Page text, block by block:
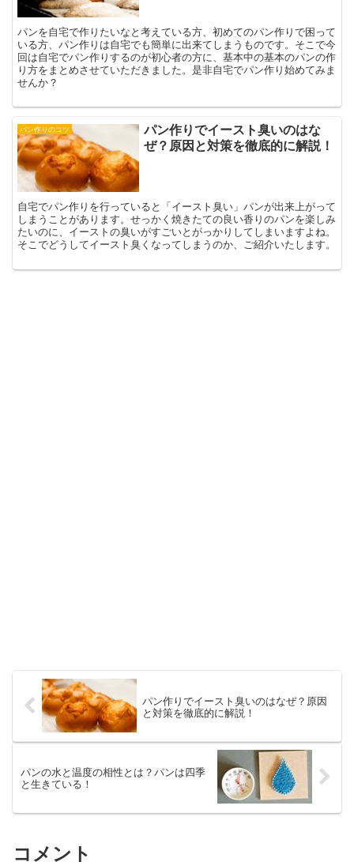
パンを自宅で作りたいなと考えている方、初めてのパン作りで困って
いる方、パン作りは自宅でも簡単に出来てしまうものです。そこで今
回は自宅でパン作りするのが初心者の方に、基本中の基本のパンの作
り方をまとめさせていただきました。是非自宅でパン作り始めてみま
せんか？
パン作りのコツ
パン作りでイースト臭いのはな
ぜ？原因と対策を徹底的に解説！
自宅でパン作りを行っていると「イースト臭い」パンが出来上がって
しまうことがあります。せっかく焼きたての良い香りのパンを楽しみ
たいのに、イーストの臭いがすごいとがっかりしてしまいますよね。
そこでどうしてイースト臭くなってしまうのか、ご紹介いたします。
パン作りでイースト臭いのはなぜ？原因
と対策を徹底的に解説！
パンの水と温度の相性とは？パンは四季
と生きている！
コメント